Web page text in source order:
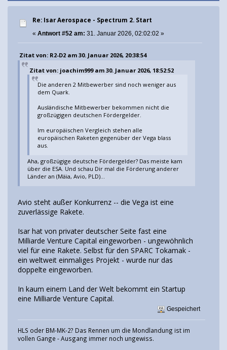
Re: Isar Aerospace - Spectrum 2. Start
« Antwort #52 am: 31. Januar 2026, 02:02:02 »
Zitat von: R2-D2 am 30. Januar 2026, 20:38:54
Zitat von: joachim999 am 30. Januar 2026, 18:52:52
Die anderen 2 Mitbewerber sind noch weniger aus
dem Quark.
Ausländische Mitbewerber bekommen nicht die
großzügigen deutschen Fördergelder.
Im europäischen Vergleich stehen alle
europäischen Raketen gegenüber der Vega blass
aus.
Aha, großzügige deutsche Fördergelder? Das meiste kam
über die ESA. Und schau Dir mal die Förderung anderer
Länder an (Mäia, Avio, PLD)...
Avio steht außer Konkurrenz -- die Vega ist eine
zuverlässige Rakete.
Isar hat von privater deutscher Seite fast eine
Milliarde Venture Capital eingeworben - ungewöhnlich
viel für eine Rakete. Selbst für den SPARC Tokamak -
ein weltweit einmaliges Projekt - wurde nur das
doppelte eingeworben.
In kaum einem Land der Welt bekommt ein Startup
eine Milliarde Venture Capital.
Gespeichert
HLS oder BM-MK-2? Das Rennen um die Mondlandung ist im
vollen Gange - Ausgang immer noch ungewiss.